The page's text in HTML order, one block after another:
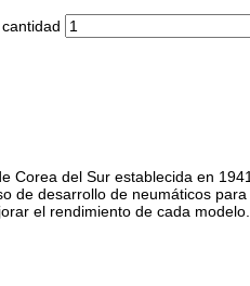
Corea del Sur establecida en
de desarrollo de neumáticos
el rendimiento de cada